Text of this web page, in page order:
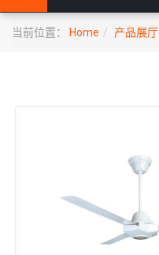
当前位置： Home 产品展厅